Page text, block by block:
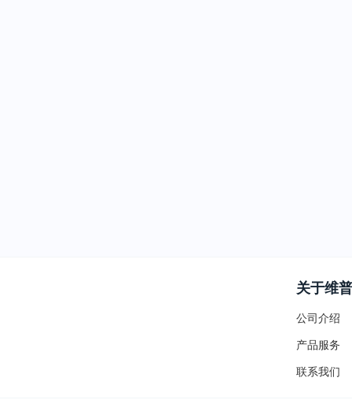
关于维普
公司介绍
产品服务
联系我们